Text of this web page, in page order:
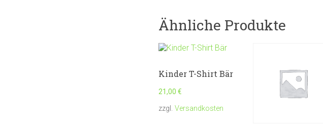
Ähnliche Produkte
Kinder T-Shirt Bär
21,00 €
zzgl. Versandkosten